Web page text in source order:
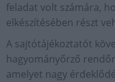
feladat volt számára,
elkészítésében részt
A sajtótájékoztatót
hagyományőrző
amelyet nagy